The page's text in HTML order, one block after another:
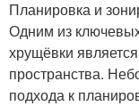
Планировка и
Одним из
хрущёвки
пространства.
подхода к